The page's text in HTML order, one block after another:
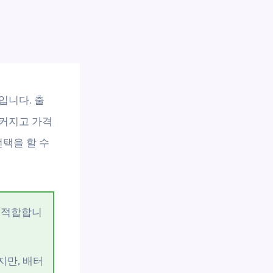
니다. 출
지고 가격
을 할 수
합합니
만, 배터